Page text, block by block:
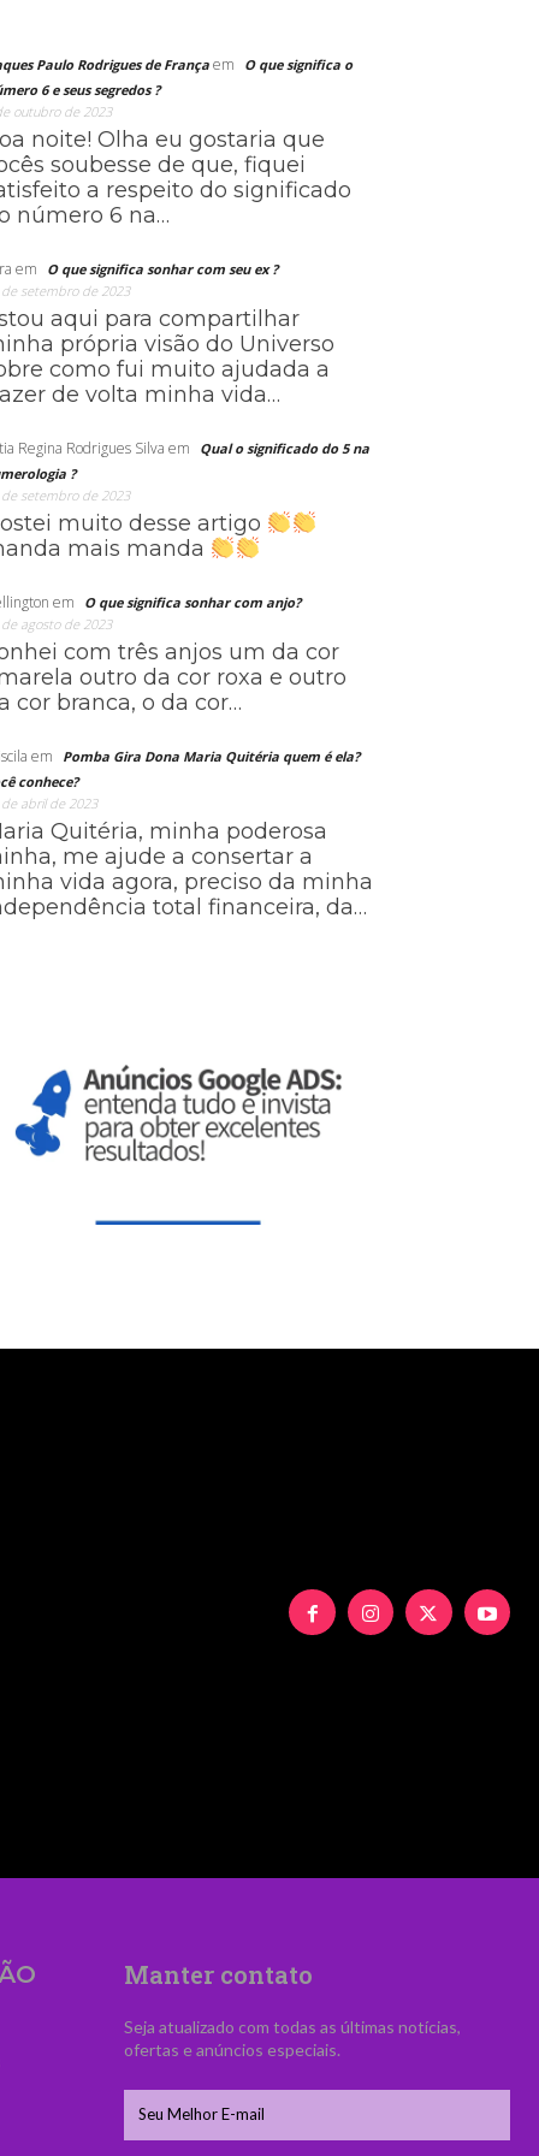
Paulo Rodrigues de França em
O que significa o
6 e seus segredos ?
outubro de 2023
noite! Olha eu gostaria que
soubesse de que, fiquei
a respeito do significado
número 6 na…
em
O que significa sonhar com seu ex ?
de setembro de 2023
aqui para compartilhar
própria visão do Universo
como fui muito ajudada a
de volta minha vida…
Regina Rodrigues Silva em
Qual o significado do 5 na
?
de setembro de 2023
muito desse artigo
mais manda
em
O que significa sonhar com anjo?
agosto de 2023
com três anjos um da cor
outro da cor roxa e outro
cor branca, o da cor…
em
Pomba Gira Dona Maria Quitéria quem é ela?
conhece?
de abril de 2023
Quitéria, minha poderosa
me ajude a consertar a
vida agora, preciso da minha
total financeira, da…
Manter contato
Seja atualizado com todas as últimas notícias,
ofertas e anúncios especiais.